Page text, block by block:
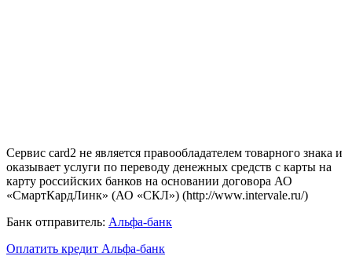
Сервис card2 не является правообладателем товарного знака и
оказывает услуги по переводу денежных средств с карты на
карту российских банков на основании договора АО
«СмартКардЛинк» (АО «СКЛ») (http://www.intervale.ru/)
Банк отправитель: Альфа-банк
Оплатить кредит Альфа-банк